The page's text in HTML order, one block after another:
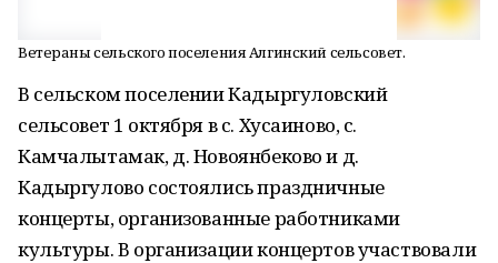
Ветераны сельского поселения Алгинский сельсовет.
В сельском поселении Кадыргуловский
сельсовет 1 октября в с. Хусаиново, с.
Камчалытамак, д. Новоянбеково и д.
Кадыргулово состоялись праздничные
концерты, организованные работниками
культуры. В организации концертов участвовали